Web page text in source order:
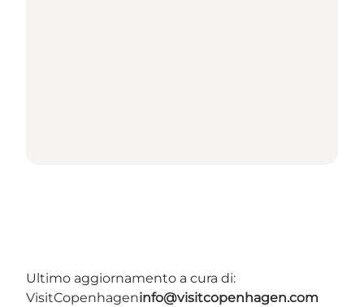
Ultimo aggiornamento a cura di:
VisitCopenhageninfo@visitcopenhagen.com